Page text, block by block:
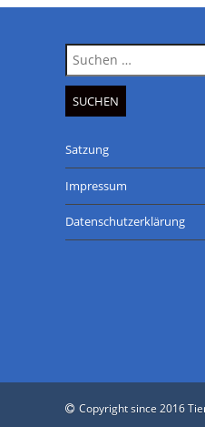
Suche
nach:
Satzung
Impressum
Datenschutzerklärung
Copyright since 2016